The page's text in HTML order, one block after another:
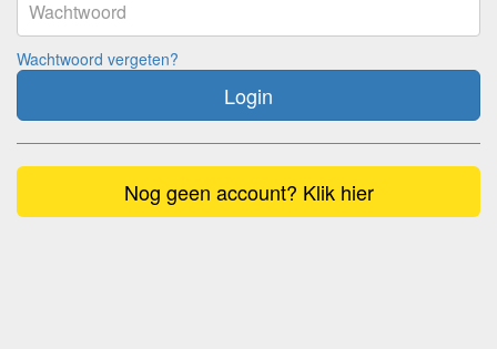
Wachtwoord vergeten?
Login
Nog geen account? Klik hier